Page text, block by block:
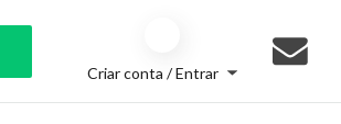
Criar conta / Entrar